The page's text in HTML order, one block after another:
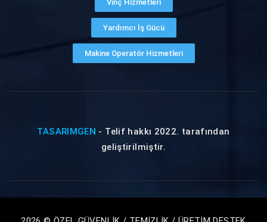
Vinç Hizmetleri
Yardımcı İş Gücü
Makine Operatör Hizmetleri
TASARIMGEN - Telif hakkı 2022. tarafından
geliştirilmiştir.